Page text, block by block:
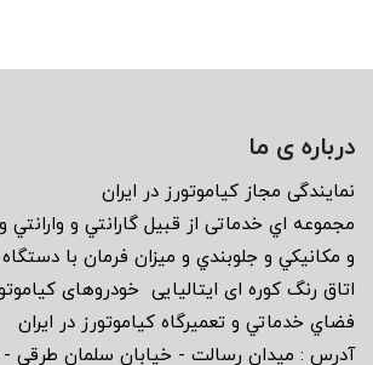
درباره ی ما
نمايندگى مجاز كياموتورز در ايران
مجموعه اي خدماتى از قبيل گارانتي و
و مكانيكي و جلوبندي و ميزان فرمان با
اتاق رنگ كوره اى ايتاليايى خودروهاى
فضاي خدماتي و تعميرگاه كياموتورز در ايران
آدرس : ميدان رسالت - خيابان سلمان طرقى -